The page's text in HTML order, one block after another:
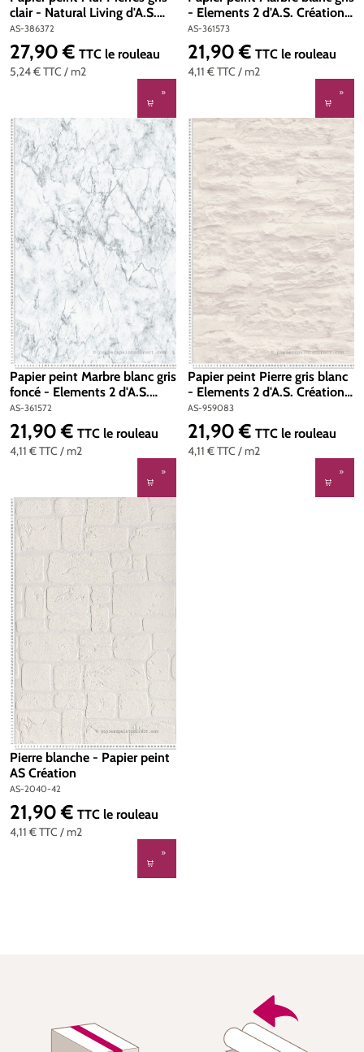
clair - Natural Living d'A.S.
Création | Réf. AS-386372
AS-386372
5,24 €TTC / m2
Prix régulier :
27,90 € TTC le rouleau
- Elements 2 d'A.S. Création |
Réf. AS-361573
AS-361573
4,11 €TTC / m2
Prix régulier :
21,90 € TTC le rouleau
Papier peint Marbre blanc gris
foncé - Elements 2 d'A.S.
Création | Réf. AS-361572
AS-361572
4,11 €TTC / m2
Prix régulier :
21,90 € TTC le rouleau
Papier peint Pierre gris blanc
- Elements 2 d'A.S. Création |
Réf. AS-959083
AS-959083
4,11 €TTC / m2
Prix régulier :
21,90 € TTC le rouleau
Pierre blanche - Papier peint
AS Création
AS-2040-42
4,11 €TTC / m2
Prix régulier :
21,90 € TTC le rouleau